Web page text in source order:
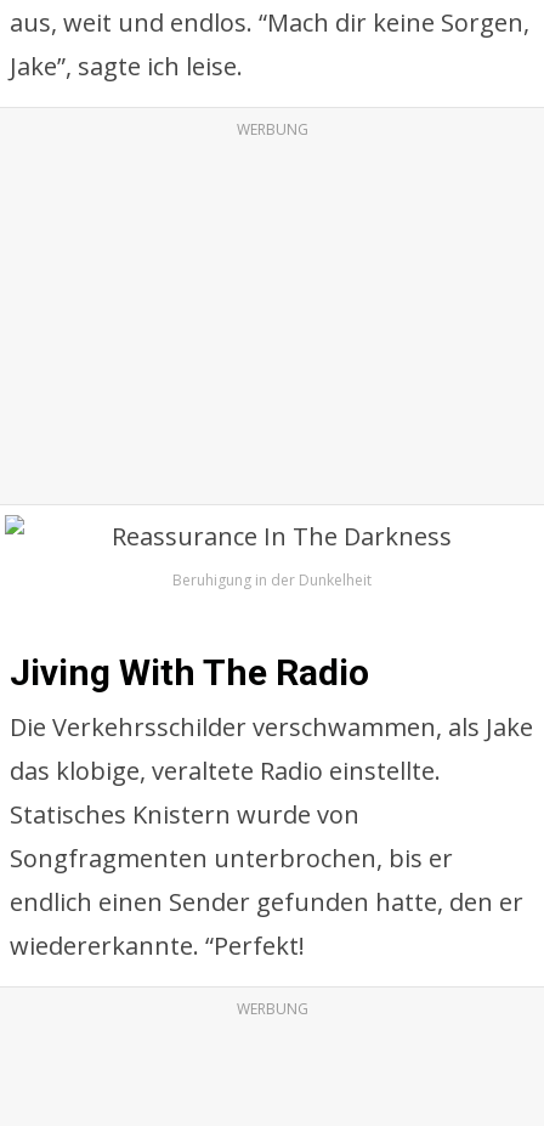
aus, weit und endlos. “Mach dir keine Sorgen,
Jake”, sagte ich leise.
WERBUNG
Beruhigung in der Dunkelheit
Jiving With The Radio
Die Verkehrsschilder verschwammen, als Jake
das klobige, veraltete Radio einstellte.
Statisches Knistern wurde von
Songfragmenten unterbrochen, bis er
endlich einen Sender gefunden hatte, den er
wiedererkannte. “Perfekt!
WERBUNG